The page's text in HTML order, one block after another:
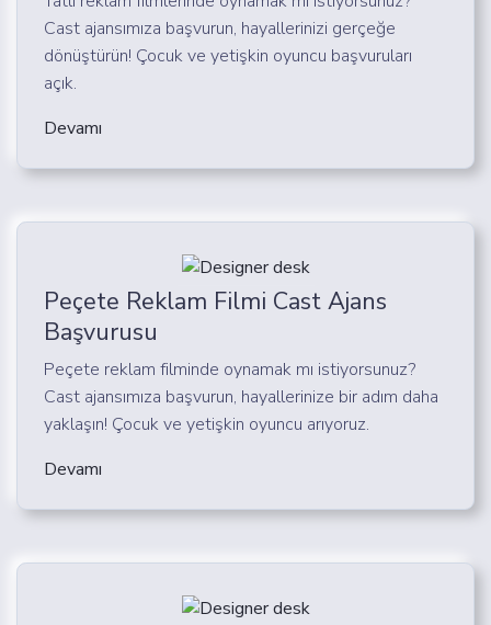
Cast ajansımıza başvurun, hayallerinizi gerçeğe
dönüştürün! Çocuk ve yetişkin oyuncu başvuruları
açık.
Devamı
Peçete Reklam Filmi Cast Ajans
Başvurusu
Peçete reklam filminde oynamak mı istiyorsunuz?
Cast ajansımıza başvurun, hayallerinize bir adım daha
yaklaşın! Çocuk ve yetişkin oyuncu arıyoruz.
Devamı